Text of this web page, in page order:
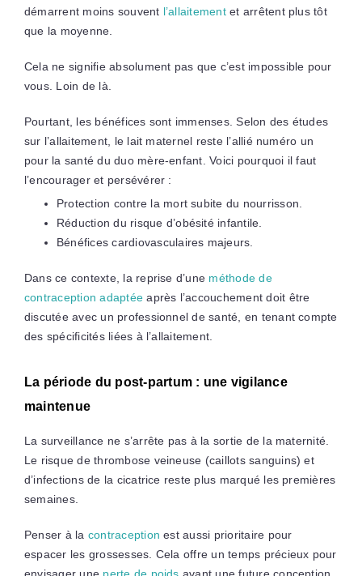
démarrent moins souvent l’allaitementet arrêtent plus tôt
que la moyenne.
Cela ne signifie absolument pas que c’est impossible pour
vous. Loin de là.
Pourtant, les bénéfices sont immenses. Selon des études
sur l’allaitement, le lait maternel reste l’allié numéro un
pour la santé du duo mère-enfant. Voici pourquoi il faut
l’encourager et persévérer :
Protection contre la mort subite du nourrisson.
Réduction du risque d’obésité infantile.
Bénéfices cardiovasculaires majeurs.
Dans ce contexte, la reprise d’une méthode de
contraception adaptée après l’accouchement doit être
discutée avec un professionnel de santé, en tenant compte
des spécificités liées à l’allaitement.
La période du post-partum : une vigilance
maintenue
La surveillance ne s’arrête pas à la sortie de la maternité.
Le risque de thrombose veineuse (caillots sanguins) et
d’infections de la cicatrice reste plus marqué les premières
semaines.
Penser à la contraception est aussi prioritaire pour
espacer les grossesses. Cela offre un temps précieux pour